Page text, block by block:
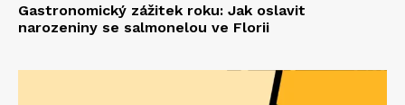
Gastronomický zážitek roku: Jak oslavit
narozeniny se salmonelou ve Florii